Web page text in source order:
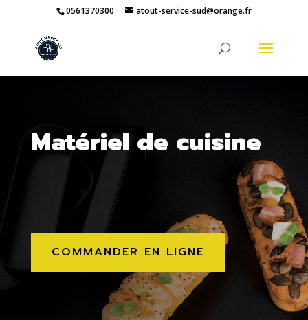
0561370300 atout-service-sud@orange.fr
Matériel de cuisine
COMMANDER EN LIGNE